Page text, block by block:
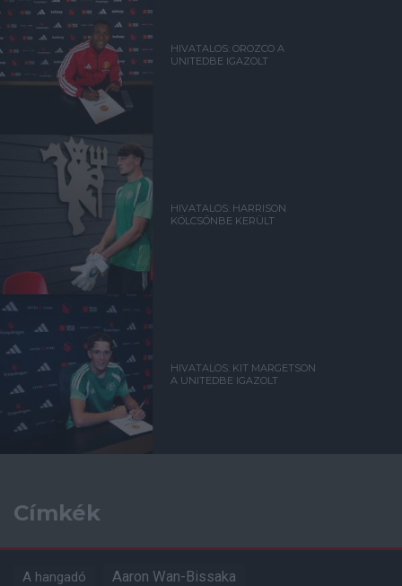
HIVATALOS: OROZCO A
UNITEDBE IGAZOLT
HIVATALOS: HARRISON
KÖLCSÖNBE KERÜLT
HIVATALOS: KIT MARGETSON
A UNITEDBE IGAZOLT
Címkék
A hangadó Aaron Wan-Bissaka